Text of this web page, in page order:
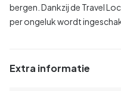
bergen. Dankzij de Travel
per ongeluk wordt
Extra informatie